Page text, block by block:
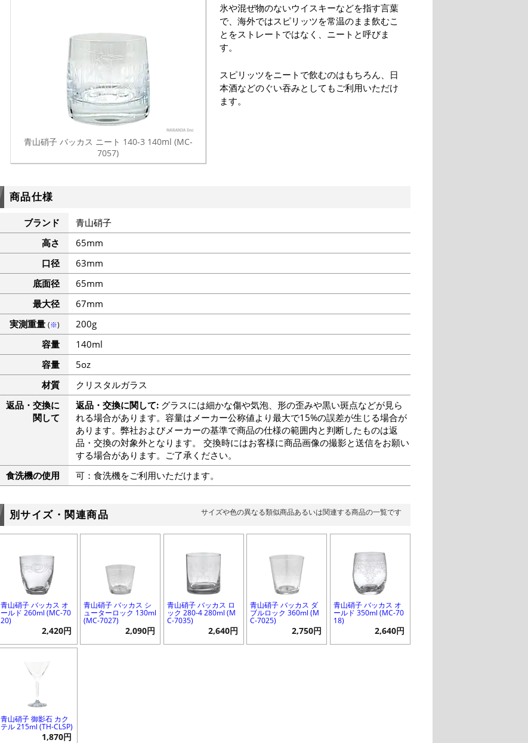
青山硝子 バッカス ニート 140-3 140ml (MC-
7057)
氷や混ぜ物のないウイスキーなどを指す言葉
で、海外ではスピリッツを常温のまま飲むこ
とをストレートではなく、ニートと呼びま
す。
スピリッツをニートで飲むのはもちろん、日
本酒などのぐい吞みとしてもご利用いただけ
ます。
商品仕様
ブランド
青山硝子
高さ
65mm
口径
63mm
底面径
65mm
最大径
67mm
実測重量 (※)
200g
容量
140ml
容量
5oz
材質
クリスタルガラス
返品・交換に
関して
返品・交換に関して:グラスには細かな傷や気泡、形の歪みや黒い斑点などが見ら
れる場合があります。容量はメーカー公称値より最大で15%の誤差が生じる場合が
あります。弊社およびメーカーの基準で商品の仕様の範囲内と判断したものは返
品・交換の対象外となります。 交換時にはお客様に商品画像の撮影と送信をお願い
する場合があります。ご了承ください。
食洗機の使用
可：食洗機をご利用いただけます。
別サイズ・関連商品 サイズや色の異なる類似商品あるいは関連する商品の一覧です
青山硝子 バッカス オ
ールド 260ml (MC-70
20)
2,420円
青山硝子 バッカス シ
ューターロック 130ml
(MC-7027)
2,090円
青山硝子 バッカス ロ
ック 280-4 280ml (M
C-7035)
2,640円
青山硝子 バッカス ダ
ブルロック 360ml (M
C-7025)
2,750円
青山硝子 バッカス オ
ールド 350ml (MC-70
18)
2,640円
青山硝子 御影石 カク
テル 215ml (TH-CLSP)
1,870円